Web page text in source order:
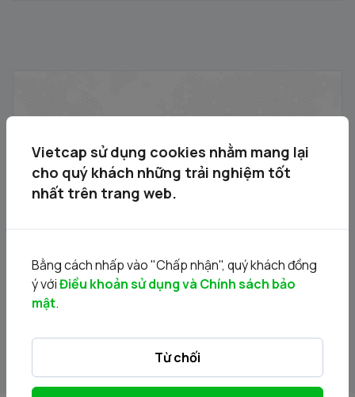
phố Hà Nội sở hữu
17/04/2026
Thông báo đấu giá bán cổ phần của Công ty Cổ phần
Vietcap sử dụng cookies nhằm mang lại
cho quý khách những trải nghiệm tốt
nhất trên trang web.
Bằng cách nhấp vào "Chấp nhận", quý khách đồng
ý vớiĐiều khoản sử dụng và Chính sách bảo
mật.
Từ chối